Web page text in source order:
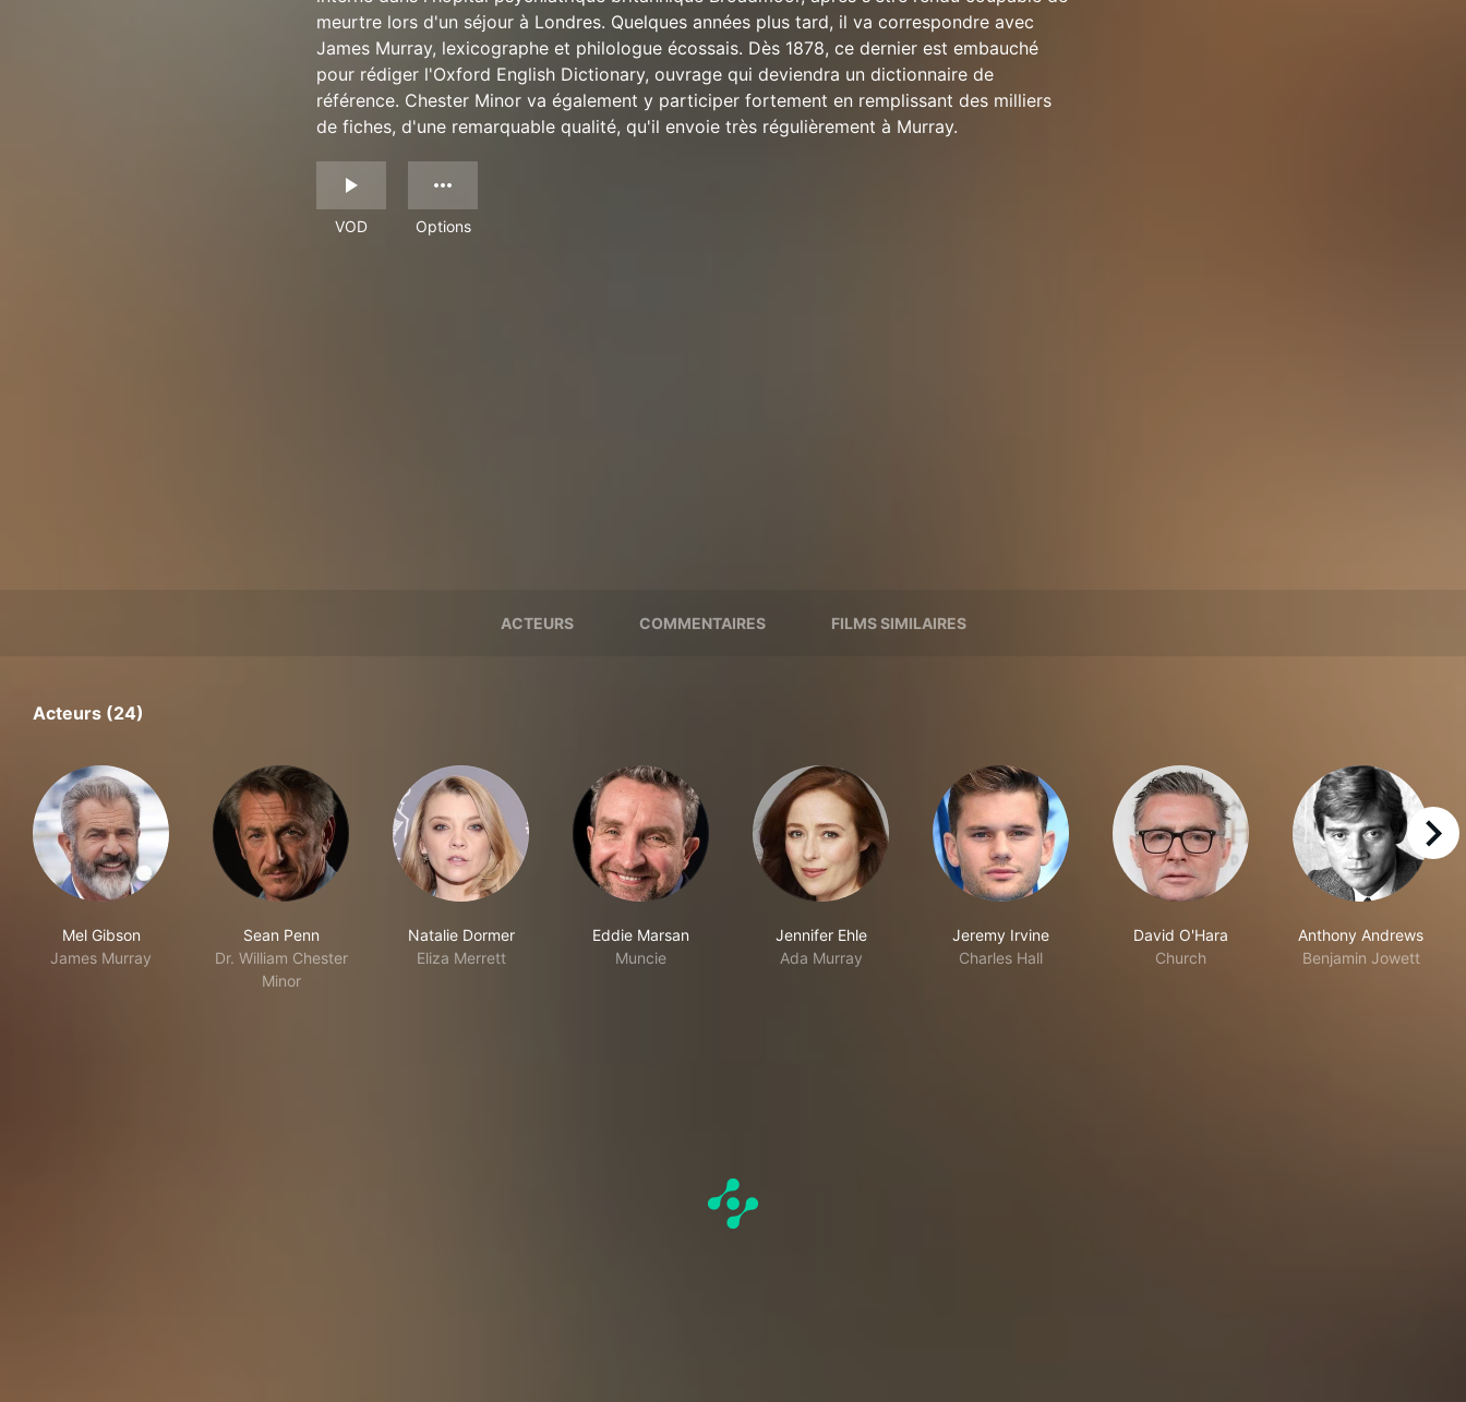
meurtre lors d'un séjour à Londres. Quelques années plus tard, il va correspondre avec
James Murray, lexicographe et philologue écossais. Dès 1878, ce dernier est embauché
pour rédiger l'Oxford English Dictionary, ouvrage qui deviendra un dictionnaire de
référence. Chester Minor va également y participer fortement en remplissant des milliers
de fiches, d'une remarquable qualité, qu'il envoie très régulièrement à Murray.
VOD Options
ACTEURS COMMENTAIRES FILMS SIMILAIRES
Acteurs (24)
Mel Gibson
James Murray
Sean Penn
Dr. William Chester
Minor
Natalie Dormer
Eliza Merrett
Eddie Marsan
Muncie
Jennifer Ehle
Ada Murray
Jeremy Irvine
Charles Hall
David O'Hara
Church
Anthony Andrews
Benjamin Jowett
right